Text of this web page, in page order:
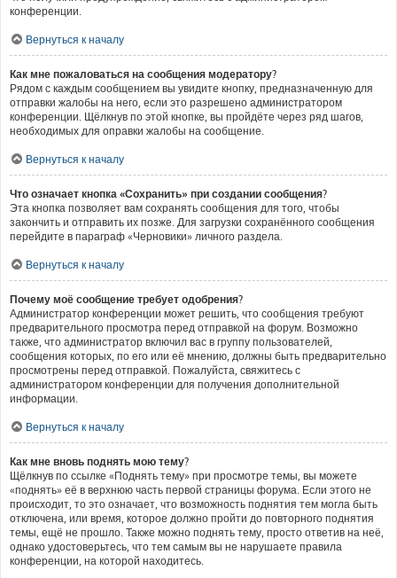
конференции.
Вернуться к началу
Как мне пожаловаться на сообщения модератору?
Рядом с каждым сообщением вы увидите кнопку, предназначенную для
отправки жалобы на него, если это разрешено администратором
конференции. Щёлкнув по этой кнопке, вы пройдёте через ряд шагов,
необходимых для оправки жалобы на сообщение.
Вернуться к началу
Что означает кнопка «Сохранить» при создании сообщения?
Эта кнопка позволяет вам сохранять сообщения для того, чтобы
закончить и отправить их позже. Для загрузки сохранённого сообщения
перейдите в параграф «Черновики» личного раздела.
Вернуться к началу
Почему моё сообщение требует одобрения?
Администратор конференции может решить, что сообщения требуют
предварительного просмотра перед отправкой на форум. Возможно
также, что администратор включил вас в группу пользователей,
сообщения которых, по его или её мнению, должны быть предварительно
просмотрены перед отправкой. Пожалуйста, свяжитесь с
администратором конференции для получения дополнительной
информации.
Вернуться к началу
Как мне вновь поднять мою тему?
Щёлкнув по ссылке «Поднять тему» при просмотре темы, вы можете
«поднять» её в верхнюю часть первой страницы форума. Если этого не
происходит, то это означает, что возможность поднятия тем могла быть
отключена, или время, которое должно пройти до повторного поднятия
темы, ещё не прошло. Также можно поднять тему, просто ответив на неё,
однако удостоверьтесь, что тем самым вы не нарушаете правила
конференции, на которой находитесь.